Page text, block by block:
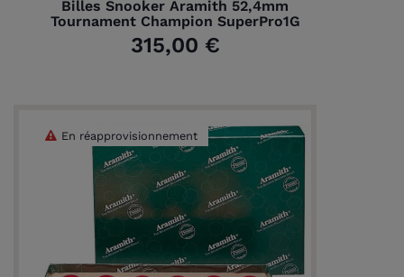
Billes Snooker Aramith 52,4mm
Tournament Champion SuperPro1G
315,00 €
En réapprovisionnement